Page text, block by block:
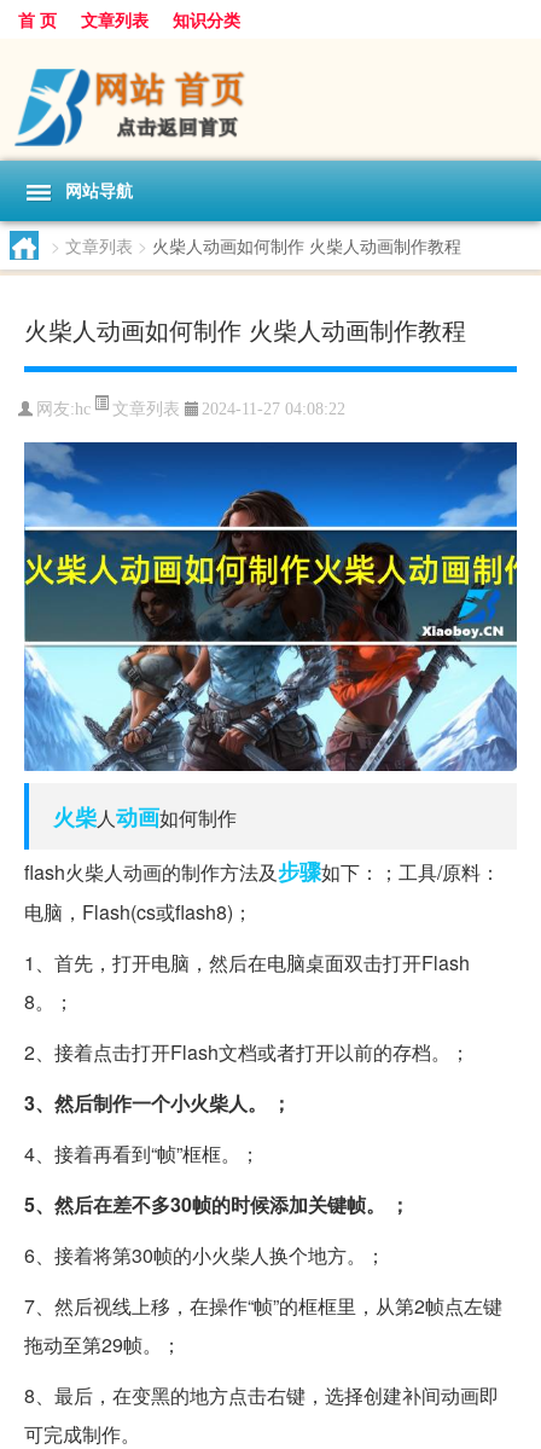
首 页 文章列表 知识分类
网站导航
> 文章列表 > 火柴人动画如何制作 火柴人动画制作教程
火柴人动画如何制作 火柴人动画制作教程
网友:hc 文章列表 2024-11-27 04:08:22
火柴人动画如何制作
flash火柴人动画的制作方法及步骤如下：；工具/原料：
电脑，Flash(cs或flash8)；
1、首先，打开电脑，然后在电脑桌面双击打开Flash
8。；
2、接着点击打开Flash文档或者打开以前的存档。；
3、然后制作一个小火柴人。
；
4、接着再看到“帧”框框。；
5、然后在差不多30帧的时候添加关键帧。
；
6、接着将第30帧的小火柴人换个地方。；
7、然后视线上移，在操作“帧”的框框里，从第2帧点左键
拖动至第29帧。；
8、最后，在变黑的地方点击右键，选择创建补间动画即
可完成制作。